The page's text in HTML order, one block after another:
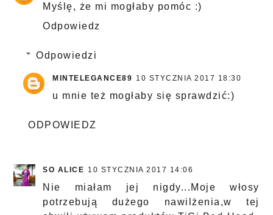
Myślę, że mi mogłaby pomóc :)
Odpowiedz
Odpowiedzi
MINTELEGANCE89 10 STYCZNIA 2017 18:30
u mnie też mogłaby się sprawdzić:)
ODPOWIEDZ
SO ALICE 10 STYCZNIA 2017 14:06
Nie miałam jej nigdy...Moje włosy
potrzebują dużego nawilżenia,w tej